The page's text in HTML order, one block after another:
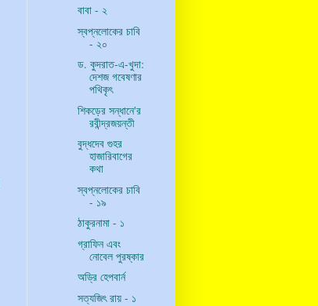
বাবা - ২
স্বপ্নলোকের চাবি
- ২০
ড. কুদরাত-এ-খুদা:
দেশজ গবেষণার
পথিকৃৎ
শিকড়ের সন্ধানে'র
রবীন্দ্রজয়ন্তী
বুদ্ধদেব গুহর
হাজারিবাগের
কথা
স্বপ্নলোকের চাবি
- ১৯
ঠাকুরনামা - ১
গ্রাফিন এবং
নোবেল পুরষ্কার
অড্রি হেপবার্ন
সত্যজিৎ রায় - ১